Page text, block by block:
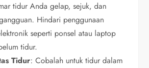
tidur Anda gelap, sejuk, dan
Hindari penggunaan
seperti ponsel atau laptop
tidur.
Tidur: Cobalah untuk tidur dalam